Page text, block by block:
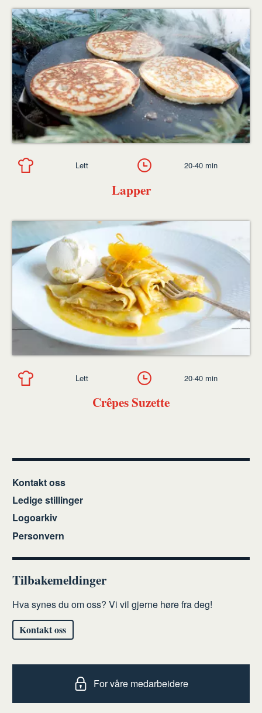
Lapper
Lett 20-40 min
Crêpes Suzette
Lett 20-40 min
Kontakt oss
Ledige stillinger
Logoarkiv
Personvern
Tilbakemeldinger
Hva synes du om oss? Vi vil gjerne høre fra deg!
Kontakt oss
For våre medarbeidere